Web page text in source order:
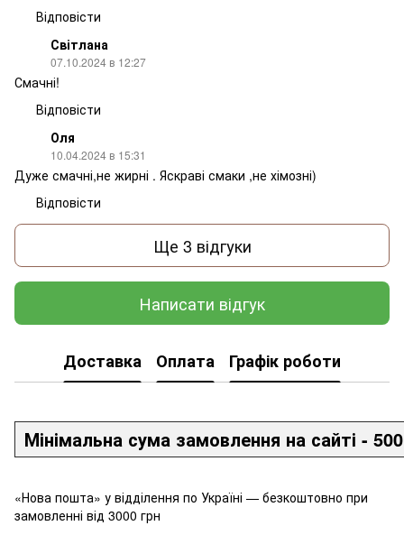
Відповісти
Світлана
07.10.2024 в 12:27
Смачні!
Відповісти
Оля
10.04.2024 в 15:31
Дуже смачні,не жирні . Яскраві смаки ,не хімозні)
Відповісти
Ще 3 відгуки
Написати відгук
Доставка Оплата Графік роботи
Мінімальна сума замовлення на сайті -
«Нова пошта» у відділення по Україні — безкоштовно при
замовленні від 3000 грн